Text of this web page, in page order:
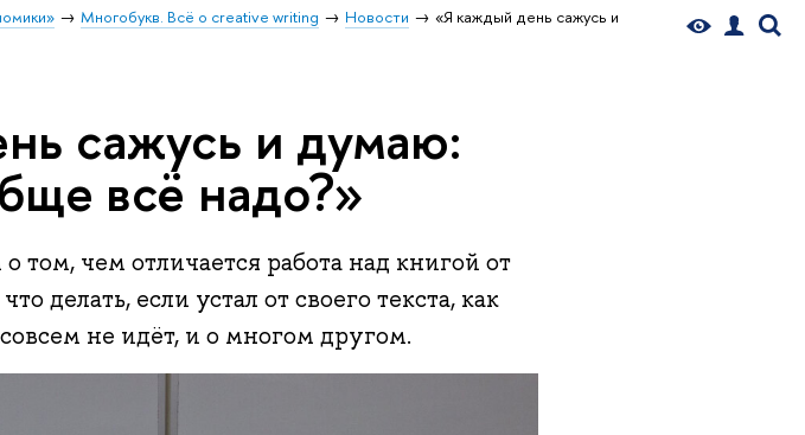
Многобукв. Всё о creative writing Новости
«Я каждый день сажусь и
сажусь и думаю:
всё надо?»
том, чем отличается работа над книгой от
делать, если устал от своего текста, как
совсем не идёт, и о многом другом.